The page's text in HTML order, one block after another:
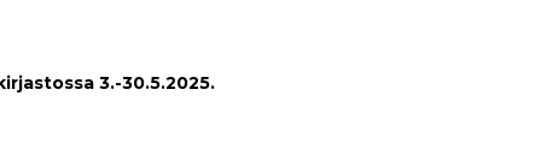
3.-30.5.2025.